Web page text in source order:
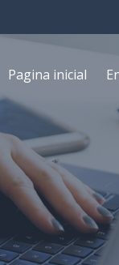
Pagina inicial